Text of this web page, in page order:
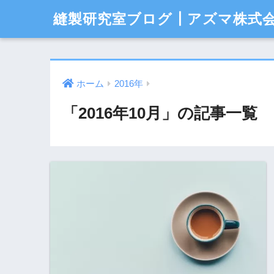
縫製研究室ブログ┃アズマ株式
ホーム 2016年
「2016年10月」の記事一覧